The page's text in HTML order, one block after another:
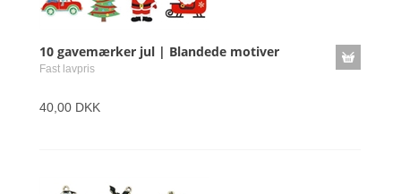
10 gavemærker jul | Blandede motiver
Fast lavpris
40,00 DKK